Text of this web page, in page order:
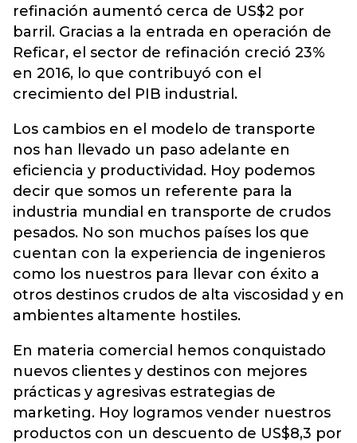
refinación aumentó cerca de US$2 por
barril. Gracias a la entrada en operación de
Reficar, el sector de refinación creció 23%
en 2016, lo que contribuyó con el
crecimiento del PIB industrial.
Los cambios en el modelo de transporte
nos han llevado un paso adelante en
eficiencia y productividad. Hoy podemos
decir que somos un referente para la
industria mundial en transporte de crudos
pesados. No son muchos países los que
cuentan con la experiencia de ingenieros
como los nuestros para llevar con éxito a
otros destinos crudos de alta viscosidad y en
ambientes altamente hostiles.
En materia comercial hemos conquistado
nuevos clientes y destinos con mejores
prácticas y agresivas estrategias de
marketing. Hoy logramos vender nuestros
productos con un descuento de US$8,3 por